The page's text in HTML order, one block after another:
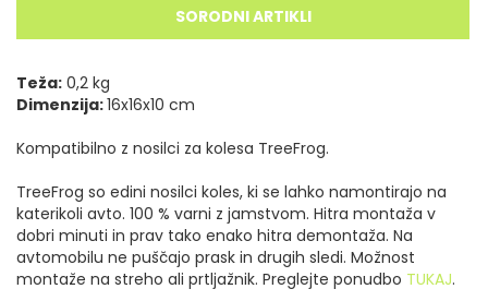
SORODNI ARTIKLI
Teža: 0,2 kg
Dimenzija:16x16x10 cm
Kompatibilno z nosilci za kolesa TreeFrog.
TreeFrog so edini nosilci koles, ki se lahko namontirajo na
katerikoli avto. 100 % varni z jamstvom. Hitra montaža v
dobri minuti in prav tako enako hitra demontaža. Na
avtomobilu ne puščajo prask in drugih sledi. Možnost
montaže na streho ali prtljažnik. Preglejte ponudbo TUKAJ.